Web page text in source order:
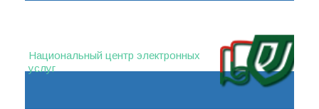
Национальный центр электронных
услуг